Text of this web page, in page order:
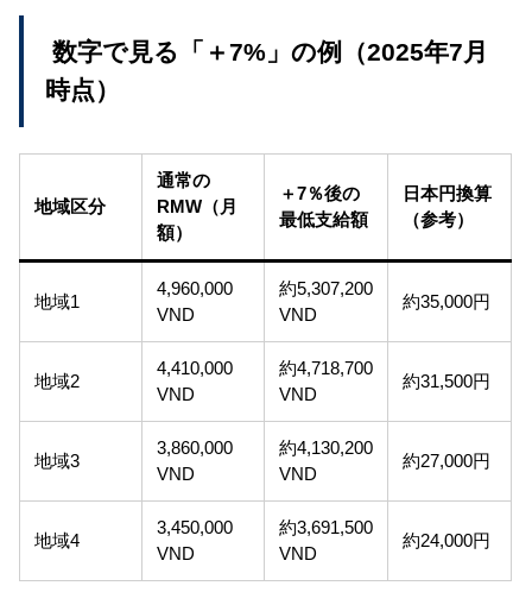
数字で見る「＋7%」の例（2025年7月
時点）
地域区分
通常の
RMW（月
額）
＋7％後の
最低支給額
日本円換算
（参考）
地域1
4,960,000
VND
約5,307,200
VND
約35,000円
地域2
4,410,000
VND
約4,718,700
VND
約31,500円
地域3
3,860,000
VND
約4,130,200
VND
約27,000円
地域4
3,450,000
VND
約3,691,500
VND
約24,000円